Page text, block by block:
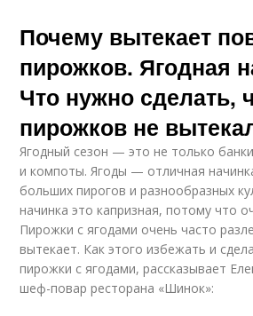
Почему вытекает
пирожков. Ягодная
Что нужно сделать,
пирожков не
Ягодный сезон — это не только
и компоты. Ягоды — отличная
больших пирогов и разнообразных
начинка это капризная, потому что
Пирожки с ягодами очень часто
вытекает. Как этого избежать и
пирожки с ягодами, рассказывает
шеф-повар ресторана «Шинок»: